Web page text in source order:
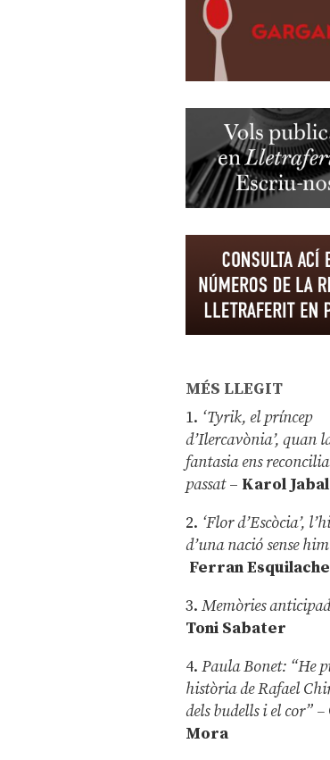
MÉS LLEGIT
1. ‘Tyrik, el príncep
d’Ilercavònia’, quan
fantasia ens
passat– Karol
2. ‘Flor d’Escòcia’,
d’una nació sense
Ferran Esquilache
3.Memòries
Toni Sabater
4.Paula Bonet: “He
història de Rafael
dels budells i el cor” –
Mora